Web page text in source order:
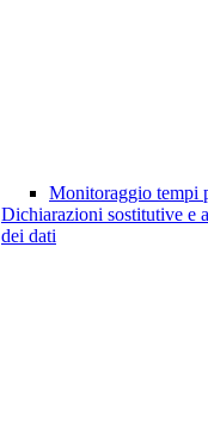
Monitoraggio tempi
Dichiarazioni sostitutive e
dei dati